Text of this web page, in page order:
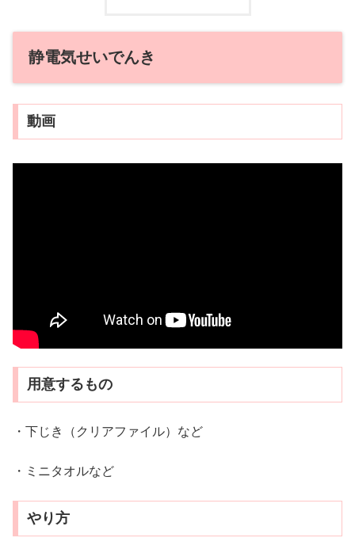
静電気せいでんき
動画
用意するもの
・下じき（クリアファイル）など
・ミニタオルなど
やり方